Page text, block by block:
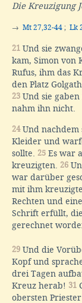
Die Kreuzigung
→ Mt 27,32-44 ; Lk
21 Und sie
kam, Simon von
Rufus, ihm das
den Platz
23 Und sie
nahm ihn nicht.
24Und nachdem
Kleider und
sollte. 25 Es war
kreuzigten. 26
war darüber
mit ihm
Rechten und
Schrift erfüllt,
gerechnet
29 Und die
Kopf und
drei Tagen
Kreuz herab! 31
obersten